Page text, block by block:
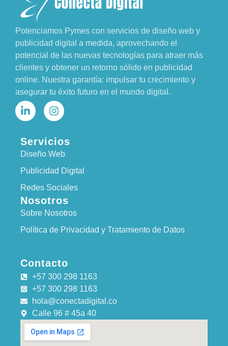
Potenciamos Pymes con servicios de diseño web y
publicidad digital a medida, aprovechando el
potencial de las nuevas tecnologías para atraer más
clientes y obtener un retorno sólido en publicidad
online. Nuestra garantía: impulsar tu crecimiento y
asegurar tu éxito futuro en el mundo digital.
L
i
n
e
d
n
-
i
n
I
n
s
a
g
a
m
Servicios
Diseño Web
Publicidad Digital
Redes Sociales
Nosotros
Sobre Nosotros
Política de Privacidad y Tratamiento de Datos
Contacto
+57 300 298 1163
+57 300 298 1163
hola@conectadigital.co
Calle 96 # 45a 40